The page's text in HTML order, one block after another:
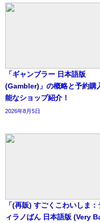
「ギャンブラー 日本語版
(Gambler)」の概略と予約購
能なショップ紹介！
2026年8月5日
「(再販) すごくこわいしま：
ィラノばん 日本語版 (Very